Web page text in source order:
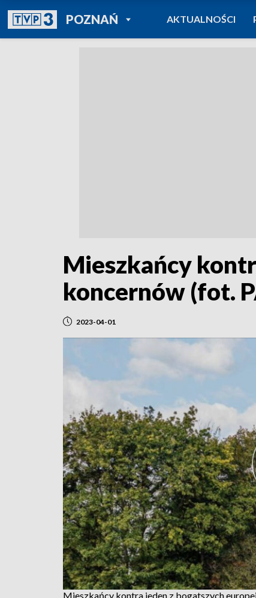
POZNAŃPOWRÓT DO
TVP REGIONY
AKTUALNOŚCI
Mieszkańcy
koncernów (fot.
2023-04-01
Mieszkańcy kontra jeden z bogatszych